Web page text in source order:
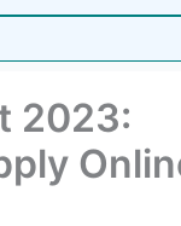
2023: